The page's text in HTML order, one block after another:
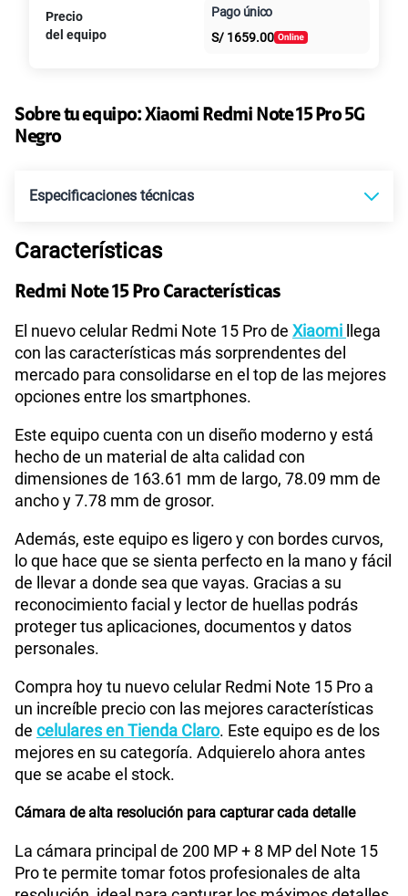
Paga solo
25GBen alta velocidad
S/
Paga solo S/49.90
Al contado Cuotas Claro
intereses
Precio
del equipo
Pago único
S/ 1659.00
Sobre tu equipo:Xiaomi Redmi Note 15 Pro 5G
Negro
Especificaciones técnicas
Tecnología de Pantalla
Sistema operativo Android 15
Procesador
Tamaño de Pantalla
WiFI Si
Peso 210 gr
Bluetooth
Cámara de fotos Principal 200Mpx+8 Mpx
Cámara de fotos Frontal 20Mpx
Radio FM No
Características
Redmi Note 15 Pro Características
El nuevo celular Redmi Note 15 Pro de Xiaomi llega
con las características más sorprendentes del
mercado para consolidarse en el top de las mejores
opciones entre los smartphones.
Este equipo cuenta con un diseño moderno y está
hecho de un material de alta calidad con
dimensiones de 163.61 mm de largo, 78.09 mm de
ancho y 7.78 mm de grosor.
Además, este equipo es ligero y con bordes curvos,
lo que hace que se sienta perfecto en la mano y fácil
de llevar a donde sea que vayas. Gracias a su
reconocimiento facial y lector de huellas podrás
proteger tus aplicaciones, documentos y datos
personales.
Compra hoy tu nuevo celular Redmi Note 15 Pro a
un increíble precio con las mejores características
de celulares en Tienda Claro. Este equipo es de los
mejores en su categoría. Adquierelo ahora antes
que se acabe el stock.
Cámara de alta resolución para capturar cada detalle
La cámara principal de 200 MP + 8 MP del Note 15
Pro te permite tomar fotos profesionales de alta